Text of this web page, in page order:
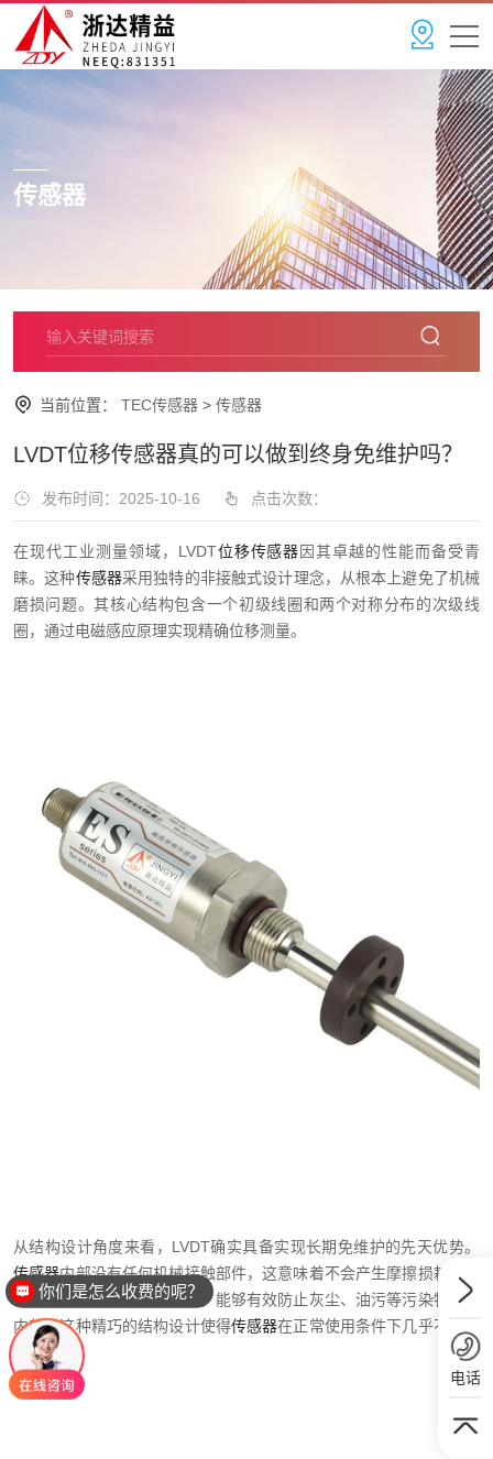
Sensor
传感器
当前位置： TEC传感器 > 传感器
LVDT位移传感器真的可以做到终身免维护吗？
发布时间：2025-10-16 点击次数：
在现代工业测量领域，LVDT位移传感器因其卓越的性能而备受青
睐。这种传感器采用独特的非接触式设计理念，从根本上避免了机械
磨损问题。其核心结构包含一个初级线圈和两个对称分布的次级线
圈，通过电磁感应原理实现精确位移测量。
从结构设计角度来看，LVDT确实具备实现长期免维护的先天优势。
传感器内部没有任何机械接触部件，这意味着不会产生摩擦损耗。核
心部件采用全封闭结构设计，能够有效防止灰尘、油污等污染物进入
内部。这种精巧的结构设计使得传感器在正常使用条件下几乎不需要
进行维护。
电话
你们是怎么收费的呢？